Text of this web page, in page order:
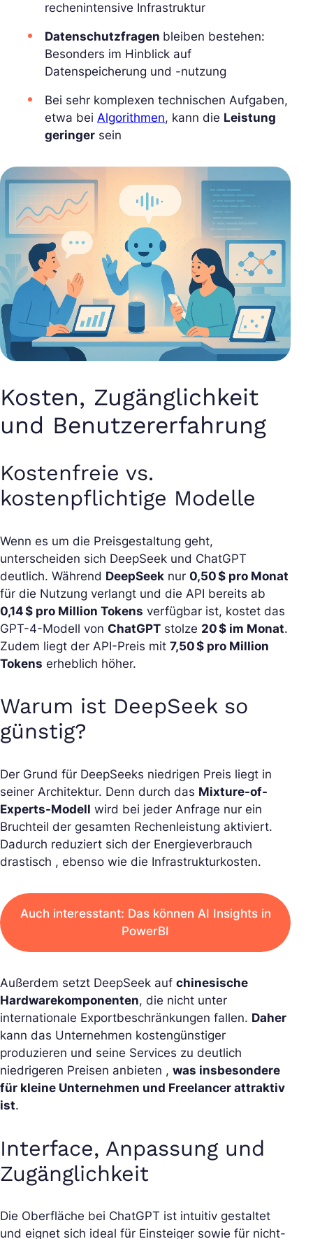
rechenintensive Infrastruktur
Datenschutzfragen bleiben bestehen:
Besonders im Hinblick auf
Datenspeicherung und -nutzung
Bei sehr komplexen technischen Aufgaben,
etwa bei Algorithmen, kann die Leistung
geringer sein
Kosten, Zugänglichkeit
und Benutzererfahrung
Kostenfreie vs.
kostenpflichtige Modelle
Wenn es um die Preisgestaltung geht,
unterscheiden sich DeepSeek und ChatGPT
deutlich. Während DeepSeek nur 0,50 $ pro Monat
für die Nutzung verlangt und die API bereits ab
0,14 $ pro Million Tokens verfügbar ist, kostet das
GPT-4-Modell von ChatGPT stolze 20 $ im Monat.
Zudem liegt der API-Preis mit 7,50 $ pro Million
Tokens erheblich höher.
Warum ist DeepSeek so
günstig?
Der Grund für DeepSeeks niedrigen Preis liegt in
seiner Architektur. Denn durch das Mixture-of-
Experts-Modell wird bei jeder Anfrage nur ein
Bruchteil der gesamten Rechenleistung aktiviert.
Dadurch reduziert sich der Energieverbrauch
drastisch , ebenso wie die Infrastrukturkosten.
Auch interesstant: Das können AI Insights in
PowerBI
Außerdem setzt DeepSeek auf chinesische
Hardwarekomponenten, die nicht unter
internationale Exportbeschränkungen fallen. Daher
kann das Unternehmen kostengünstiger
produzieren und seine Services zu deutlich
niedrigeren Preisen anbieten , was insbesondere
für kleine Unternehmen und Freelancer attraktiv
ist.
Interface, Anpassung und
Zugänglichkeit
Die Oberfläche bei ChatGPT ist intuitiv gestaltet
und eignet sich ideal für Einsteiger sowie für nicht-